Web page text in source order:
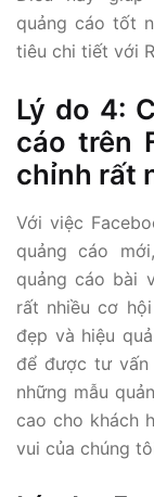
quảng cáo tốt
tiêu chi tiết với
Lý do 4:
cáo trên
chỉnh rất
Với việc
quảng cáo
quảng cáo bài
rất nhiều cơ
đẹp và hiệu
để được tư
những mẫu
cao cho khách
vui của chúng